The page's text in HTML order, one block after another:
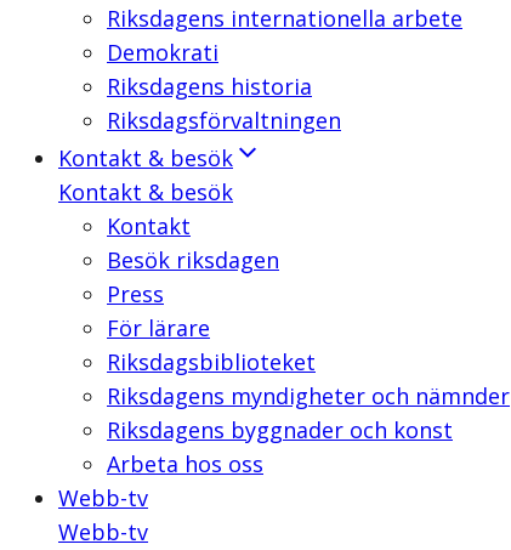
Riksdagens internationella arbete
Demokrati
Riksdagens historia
Riksdagsförvaltningen
Kontakt & besök
Kontakt & besök
Kontakt
Besök riksdagen
Press
För lärare
Riksdagsbiblioteket
Riksdagens myndigheter och nämnder
Riksdagens byggnader och konst
Arbeta hos oss
Webb-tv
Webb-tv